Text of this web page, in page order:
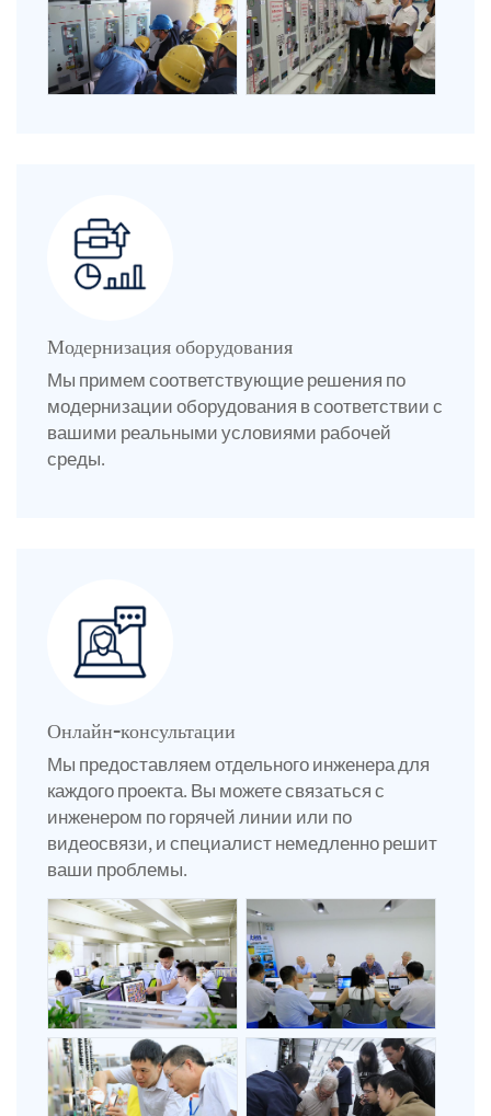
Модернизация оборудования
Мы примем соответствующие решения по
модернизации оборудования в соответствии с
вашими реальными условиями рабочей
среды.
Онлайн-консультации
Мы предоставляем отдельного инженера для
каждого проекта. Вы можете связаться с
инженером по горячей линии или по
видеосвязи, и специалист немедленно решит
ваши проблемы.